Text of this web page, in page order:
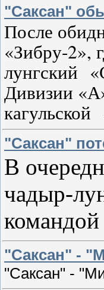
"Саксан"
После
«Зибру-2»,
лунгский
Дивизии
кагульской
"Саксан"
В
чадыр-
"Caкcaн" -
"Caкcaн" -